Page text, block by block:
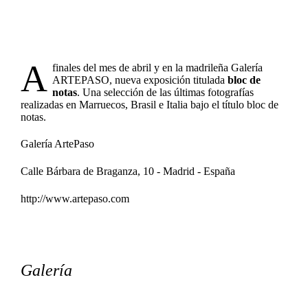
A finales del mes de abril y en la madrileña Galería
ARTEPASO, nueva exposición titulada bloc de
notas. Una selección de las últimas fotografías
realizadas en Marruecos, Brasil e Italia bajo el título bloc de
notas.
Galería ArtePaso
Calle Bárbara de Braganza, 10 - Madrid - España
http://www.artepaso.com
Galería